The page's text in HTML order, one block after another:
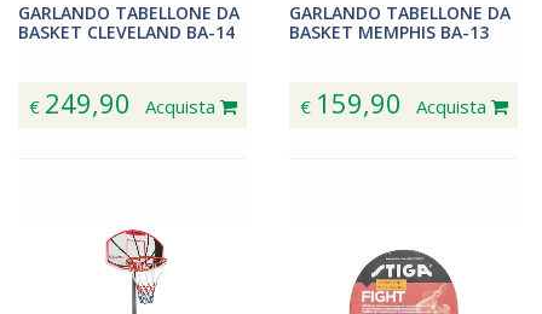
GARLANDO TABELLONE DA
BASKET CLEVELAND BA-14
€ 249,90 Acquista
GARLANDO TABELLONE DA
BASKET MEMPHIS BA-13
€ 159,90 Acquista